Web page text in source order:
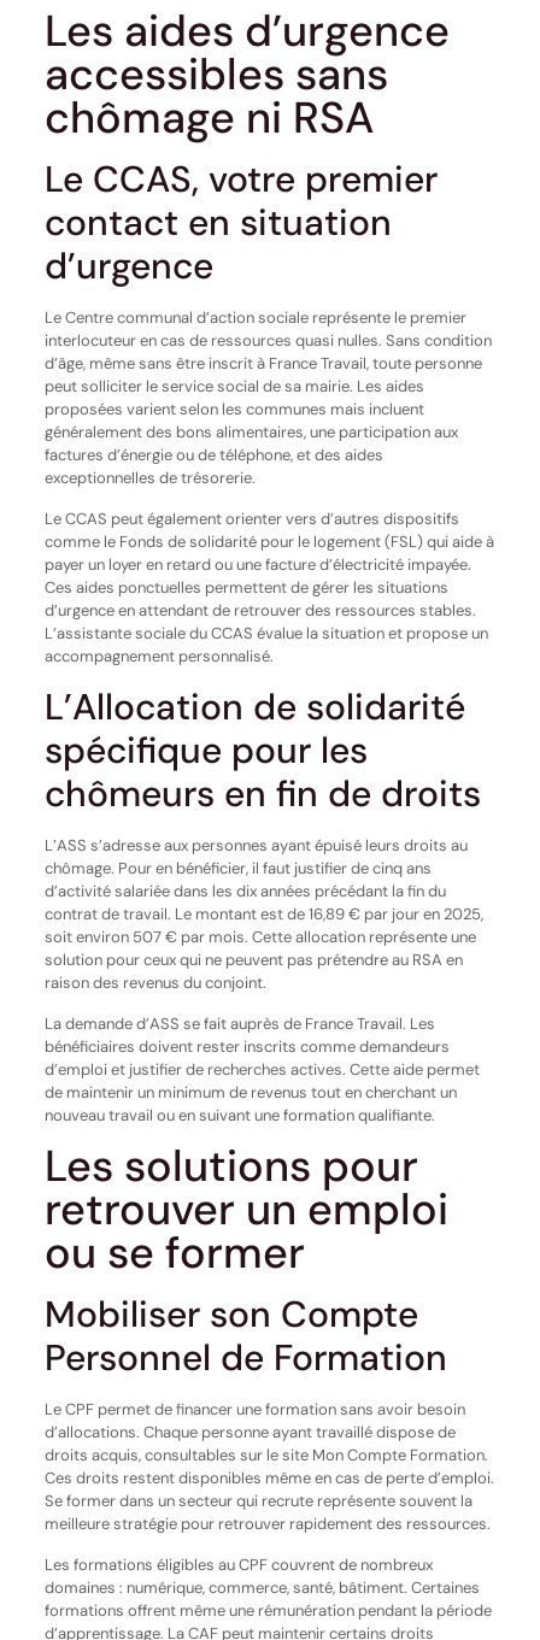
Les aides d’urgence
accessibles sans
chômage ni RSA
Le CCAS, votre premier
contact en situation
d’urgence
Le Centre communal d’action sociale représente le premier
interlocuteur en cas de ressources quasi nulles. Sans condition
d’âge, même sans être inscrit à France Travail, toute personne
peut solliciter le service social de sa mairie. Les aides
proposées varient selon les communes mais incluent
généralement des bons alimentaires, une participation aux
factures d’énergie ou de téléphone, et des aides
exceptionnelles de trésorerie.
Le CCAS peut également orienter vers d’autres dispositifs
comme le Fonds de solidarité pour le logement (FSL) qui aide à
payer un loyer en retard ou une facture d’électricité impayée.
Ces aides ponctuelles permettent de gérer les situations
d’urgence en attendant de retrouver des ressources stables.
L’assistante sociale du CCAS évalue la situation et propose un
accompagnement personnalisé.
L’Allocation de solidarité
spécifique pour les
chômeurs en fin de droits
L’ASS s’adresse aux personnes ayant épuisé leurs droits au
chômage. Pour en bénéficier, il faut justifier de cinq ans
d’activité salariée dans les dix années précédant la fin du
contrat de travail. Le montant est de 16,89 € par jour en 2025,
soit environ 507 € par mois. Cette allocation représente une
solution pour ceux qui ne peuvent pas prétendre au RSA en
raison des revenus du conjoint.
La demande d’ASS se fait auprès de France Travail. Les
bénéficiaires doivent rester inscrits comme demandeurs
d’emploi et justifier de recherches actives. Cette aide permet
de maintenir un minimum de revenus tout en cherchant un
nouveau travail ou en suivant une formation qualifiante.
Les solutions pour
retrouver un emploi
ou se former
Mobiliser son Compte
Personnel de Formation
Le CPF permet de financer une formation sans avoir besoin
d’allocations. Chaque personne ayant travaillé dispose de
droits acquis, consultables sur le site Mon Compte Formation.
Ces droits restent disponibles même en cas de perte d’emploi.
Se former dans un secteur qui recrute représente souvent la
meilleure stratégie pour retrouver rapidement des ressources.
Les formations éligibles au CPF couvrent de nombreux
domaines : numérique, commerce, santé, bâtiment. Certaines
formations offrent même une rémunération pendant la période
d’apprentissage. La CAF peut maintenir certains droits